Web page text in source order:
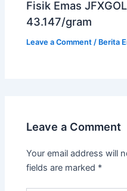
Fisik Emas
43.147/gram
Leave a Comment / Berita
Leave a Comment
Your email address will
fields are marked *